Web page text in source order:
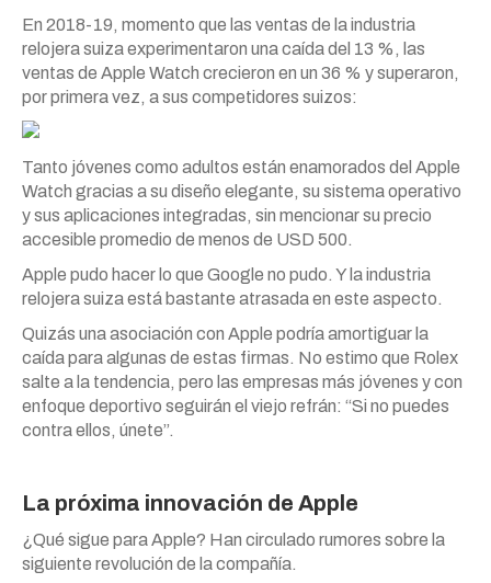
En 2018-19, momento que las ventas de la industria
relojera suiza experimentaron una caída del 13 %, las
ventas de Apple Watch crecieron en un 36 % y superaron,
por primera vez, a sus competidores suizos:
Tanto jóvenes como adultos están enamorados del Apple
Watch gracias a su diseño elegante, su sistema operativo
y sus aplicaciones integradas, sin mencionar su precio
accesible promedio de menos de USD 500.
Apple pudo hacer lo que Google no pudo. Y la industria
relojera suiza está bastante atrasada en este aspecto.
Quizás una asociación con Apple podría amortiguar la
caída para algunas de estas firmas. No estimo que Rolex
salte a la tendencia, pero las empresas más jóvenes y con
enfoque deportivo seguirán el viejo refrán: “Si no puedes
contra ellos, únete”.
La próxima innovación de Apple
¿Qué sigue para Apple? Han circulado rumores sobre la
siguiente revolución de la compañía.